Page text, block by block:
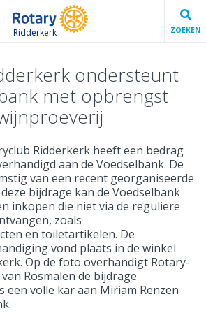
Ridderkerk ZOEKEN
ondersteunt
met opbrengst
Ridderkerk heeft een bedrag
aan de Voedselbank. De
van een recent georganiseerde
bijdrage kan de Voedselbank
inkopen die niet via de reguliere
zoals
en toiletartikelen. De
vond plaats in de winkel
Op de foto overhandigt Rotary-
Rosmalen de bijdrage
een volle kar aan Miriam Renzen